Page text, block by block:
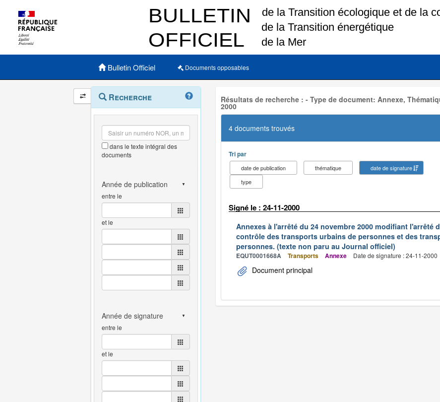
Menu principal
Bulletin Officiel Documents opposables
Navigation
et
outils
annexes
Menu
contextuel
Recherche
dans le texte intégral des
documents
entre le
et le
entre le
et le
Résultats de recherche : - Type de document: Annexe,
2000
4 documents trouvés
Tri par
date de publication thématique
date de signature
type
Signé le : 24-11-2000
Annexes à l'arrêté du 24 novembre 2000 modifiant l'arrêté
contrôle des transports urbains de personnes et des
personnes. (texte non paru au Journal officiel)
EQUT0001668A Transports Annexe Date de signature : 24-11-2000
Document principal